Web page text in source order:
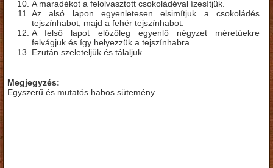
A maradékot a felolvasztott csokoládéval ízesítjük.
Az alsó lapon egyenletesen elsimítjuk a csokoládés
tejszínhabot, majd a fehér tejszínhabot.
A felső lapot előzőleg egyenlő négyzet méretűekre
felvágjuk és így helyezzük a tejszínhabra.
Ezután szeleteljük és tálaljuk.
Megjegyzés:
Egyszerű és mutatós habos sütemény.